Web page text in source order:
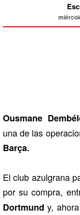
Ousmane
una de las
Barça.
El club azulgrana
por su compra,
Dortmund y,